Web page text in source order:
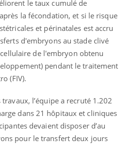
le taux cumulé de
la fécondation, et si le risque
et périnatales est accru
d'embryons au stade clivé
cellulaire de l'embryon obtenu
pendant le traitement
(FIV).
l’équipe a recruté 1.202
dans 21 hôpitaux et cliniques
devaient disposer d’au
pour le transfert deux jours